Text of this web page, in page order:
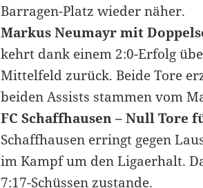
Barragen-Platz wieder näher.
Markus Neumayr mit
kehrt dank einem 2:0-Erfolg
Mittelfeld zurück. Beide Tore
beiden Assists stammen vom
FC Schaffhausen – Null Tore
Schaffhausen erringt gegen
im Kampf um den Ligaerhalt.
7:17-Schüssen zustande.